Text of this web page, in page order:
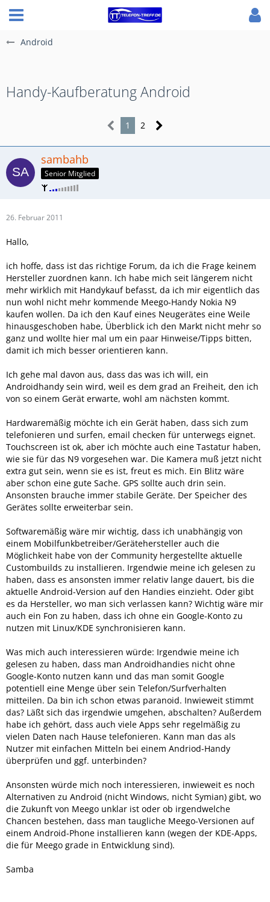
Android
Handy-Kaufberatung Android
1 2
sambahb
Senior Mitglied
26. Februar 2011
Hallo,
ich hoffe, dass ist das richtige Forum, da ich die Frage keinem
Hersteller zuordnen kann. Ich habe mich seit längerem nicht
mehr wirklich mit Handykauf befasst, da ich mir eigentlich das
nun wohl nicht mehr kommende Meego-Handy Nokia N9
kaufen wollen. Da ich den Kauf eines Neugerätes eine Weile
hinausgeschoben habe, Überblick ich den Markt nicht mehr so
ganz und wollte hier mal um ein paar Hinweise/Tipps bitten,
damit ich mich besser orientieren kann.
Ich gehe mal davon aus, dass das was ich will, ein
Androidhandy sein wird, weil es dem grad an Freiheit, den ich
von so einem Gerät erwarte, wohl am nächsten kommt.
Hardwaremäßig möchte ich ein Gerät haben, dass sich zum
telefonieren und surfen, email checken für unterwegs eignet.
Touchscreen ist ok, aber ich möchte auch eine Tastatur haben,
wie sie für das N9 vorgesehen war. Die Kamera muß jetzt nicht
extra gut sein, wenn sie es ist, freut es mich. Ein Blitz wäre
aber schon eine gute Sache. GPS sollte auch drin sein.
Ansonsten brauche immer stabile Geräte. Der Speicher des
Gerätes sollte erweiterbar sein.
Softwaremäßig wäre mir wichtig, dass ich unabhängig von
einem Mobilfunkbetreiber/Gerätehersteller auch die
Möglichkeit habe von der Community hergestellte aktuelle
Custombuilds zu installieren. Irgendwie meine ich gelesen zu
haben, dass es ansonsten immer relativ lange dauert, bis die
aktuelle Android-Version auf den Handies einzieht. Oder gibt
es da Hersteller, wo man sich verlassen kann? Wichtig wäre mir
auch ein Fon zu haben, dass ich ohne ein Google-Konto zu
nutzen mit Linux/KDE synchronisieren kann.
Was mich auch interessieren würde: Irgendwie meine ich
gelesen zu haben, dass man Androidhandies nicht ohne
Google-Konto nutzen kann und das man somit Google
potentiell eine Menge über sein Telefon/Surfverhalten
mitteilen. Da bin ich schon etwas paranoid. Inwieweit stimmt
das? Läßt sich das irgendwie umgehen, abschalten? Außerdem
habe ich gehört, dass auch viele Apps sehr regelmäßig zu
vielen Daten nach Hause telefonieren. Kann man das als
Nutzer mit einfachen Mitteln bei einem Andriod-Handy
überprüfen und ggf. unterbinden?
Ansonsten würde mich noch interessieren, inwieweit es noch
Alternativen zu Android (nicht Windows, nicht Symian) gibt, wo
die Zukunft von Meego unklar ist oder ob irgendwelche
Chancen bestehen, dass man taugliche Meego-Versionen auf
einem Android-Phone installieren kann (wegen der KDE-Apps,
die für Meego grade in Entwicklung sind).
Samba